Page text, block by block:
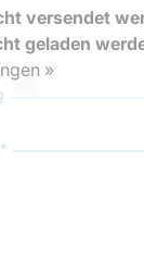
versendet
geladen
»